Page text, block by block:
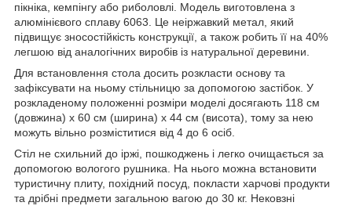
пікніка, кемпінгу або риболовлі. Модель виготовлена з
алюмінієвого сплаву 6063. Це неіржавкий метал, який
підвищує зносостійкість конструкції, а також робить її на 40%
легшою від аналогічних виробів із натуральної деревини.
Для встановлення стола досить розкласти основу та
зафіксувати на ньому стільницю за допомогою застібок. У
розкладеному положенні розміри моделі досягають 118 см
(довжина) х 60 см (ширина) х 44 см (висота), тому за нею
можуть вільно розміститися від 4 до 6 осіб.
Стіл не схильний до іржі, пошкоджень і легко очищається за
допомогою вологого рушника. На нього можна встановити
туристичну плиту, похідний посуд, покласти харчові продукти
та дрібні предмети загальною вагою до 30 кг. Нековзні